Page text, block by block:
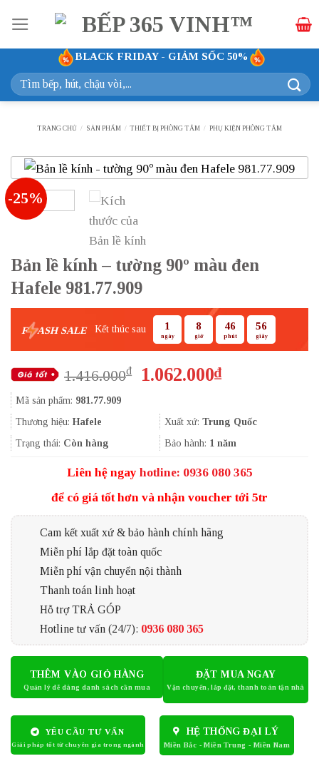
qua
nội
dung
BLACK FRIDAY - GIẢM SỐC 50%
Tìm
kiếm:
TRANG CHỦ / SẢN PHẨM / THIẾT BỊ PHÒNG TẮM / PHỤ KIỆN PHÒNG TẮM
-25%
Bản lề kính – tường 90º màu đen
Hafele 981.77.909
F ASH SALE Kết thúc sau 1
ngày
8
giờ
46
phút
55
giây
1.416.000₫
Giá
1.416.000₫.
1.062.000₫Giá
là:
1.062.000₫.
Mã sản phẩm: 981.77.909
Thương hiệu: Hafele Xuất xứ: Trung Quốc
Trạng thái: Còn hàng Bảo hành: 1 năm
Liên hệ ngay hotline: 0936 080 365
để có giá tốt hơn và nhận voucher tới 5tr
Cam kết xuất xứ & bảo hành chính hãng
Miễn phí lắp đặt toàn quốc
Miễn phí vận chuyển nội thành
Thanh toán linh hoạt
Hỗ trợ TRẢ GÓP
Hotline tư vấn (24/7): 0936 080 365
THÊM VÀO GIỎ HÀNG ĐẶT MUA NGAY
YÊU CẦU TƯ VẤN HỆ THỐNG ĐẠI LÝ